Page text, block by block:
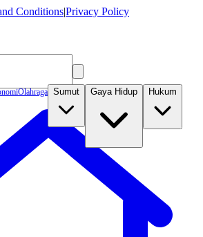
Conditions|Privacy Policy
Olahraga Sumut Gaya Hidup Hukum